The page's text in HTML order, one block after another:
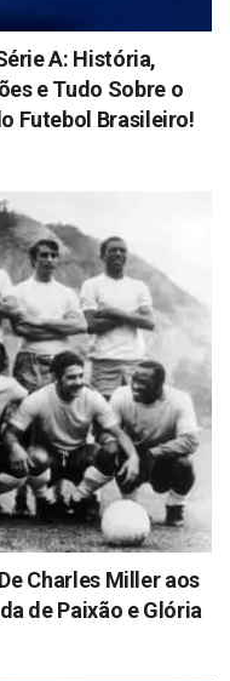
A: História,
e Tudo Sobre o
Futebol Brasileiro!
Charles Miller aos
de Paixão e Glória